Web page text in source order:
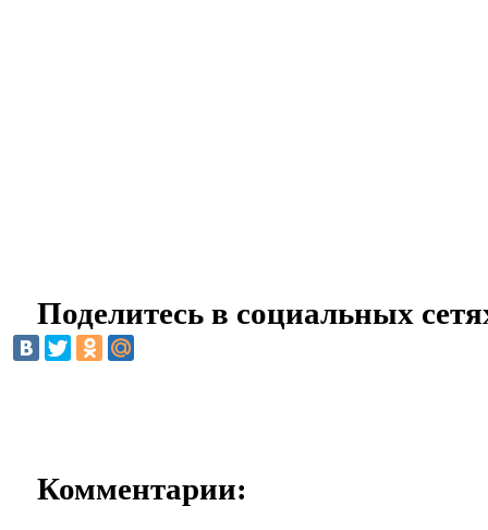
Поделитесь в социальных
Комментарии: